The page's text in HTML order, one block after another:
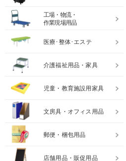
工場・物流・
作業現場用品
医療･整体･エステ
介護福祉用品・家具
児童・教育施設用家具
文房具・オフィス用品
郵便・梱包用品
店舗用品・販促用品